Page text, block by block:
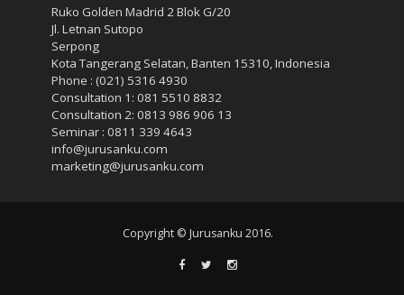
Ruko Golden Madrid 2 Blok G/20
Jl. Letnan Sutopo
Serpong
Kota Tangerang Selatan, Banten 15310, Indonesia
Phone : (021) 5316 4930
Consultation 1: 081 5510 8832
Consultation 2: 0813 986 906 13
Seminar : 0811 339 4643
info@jurusanku.com
marketing@jurusanku.com
Copyright © Jurusanku 2016.